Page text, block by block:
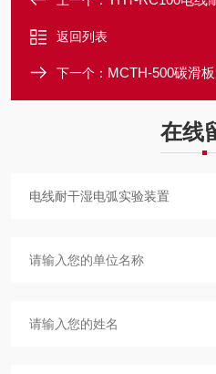
返回列表
下一个： MCTH-500碳滑
在线